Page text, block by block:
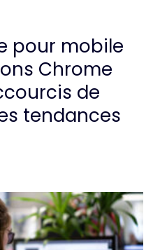
pour mobile
Chrome
de
tendances